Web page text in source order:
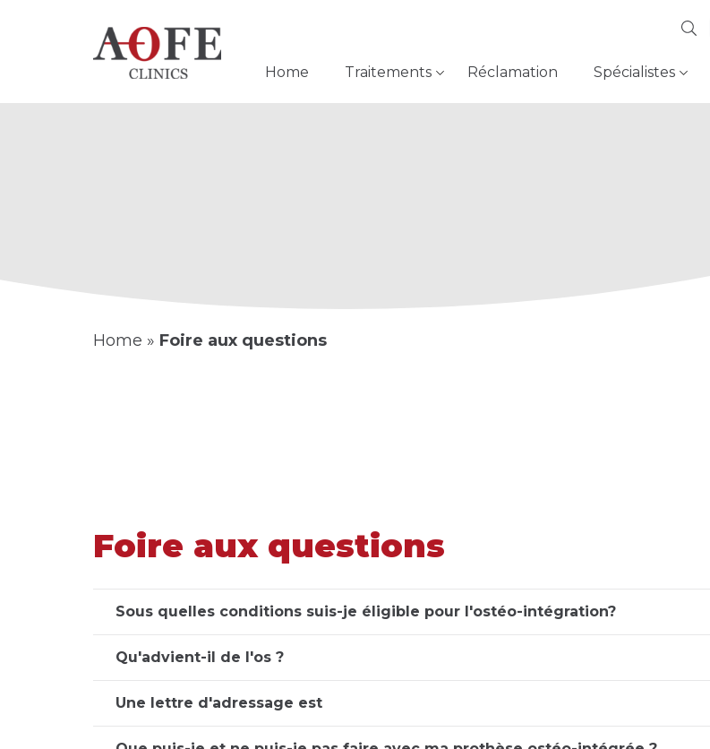
Home Traitements Réclamation Spécialistes
Home » Foire aux questions
Foire aux questions
Sous quelles conditions suis-je éligible pour l'ostéo-intégration?
Qu'advient-il de l'os ?
Une lettre d'adressage est